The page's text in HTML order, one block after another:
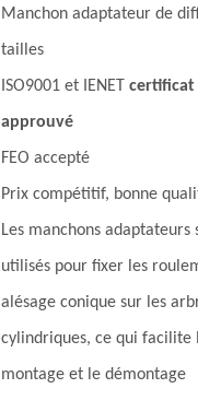
Manchon adaptateur de
tailles
ISO9001 et IENET certificat
approuvé
FEO accepté
Prix ​​compétitif, bonne
Les manchons adaptateurs
utilisés pour fixer les
alésage conique sur les
cylindriques, ce qui facilite
montage et le démontage